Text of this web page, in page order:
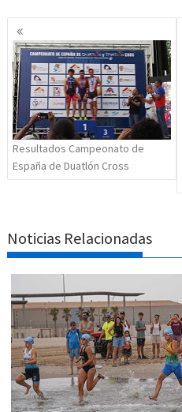
Navegación
de
entradas
Resultados Campeonato de
España de Duatlón Cross
Noticias Relacionadas